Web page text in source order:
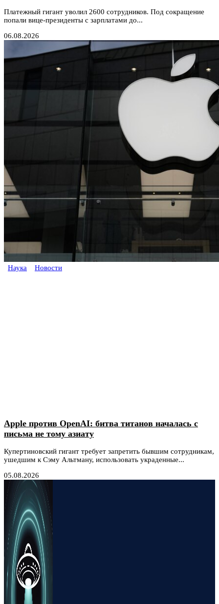
Платежный гигант уволил 2600 сотрудников. Под сокращение
попали вице-президенты с зарплатами до...
06.08.2026
Наука Новости
Apple против OpenAI: битва титанов началась с
письма не тому азиату
Купертиновский гигант требует запретить бывшим сотрудникам,
ушедшим к Сэму Альтману, использовать украденные...
05.08.2026